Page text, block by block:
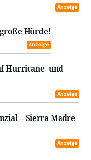
Anzeige
Hürde!
Anzeige
Hurricane- und
Anzeige
– Sierra Madre
Anzeige